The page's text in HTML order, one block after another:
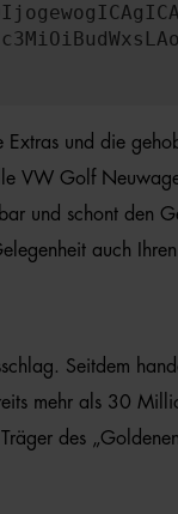
und die
VW Golf
und schont
auch
Seitdem
mehr als 30
des